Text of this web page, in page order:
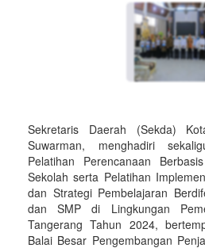
Sekretaris Daerah (Sekda)
Suwarman, menghadiri
Pelatihan Perencanaan
Sekolah serta Pelatihan
dan Strategi Pembelajaran
dan SMP di Lingkungan
Tangerang Tahun 2024,
Balai Besar Pengembangan